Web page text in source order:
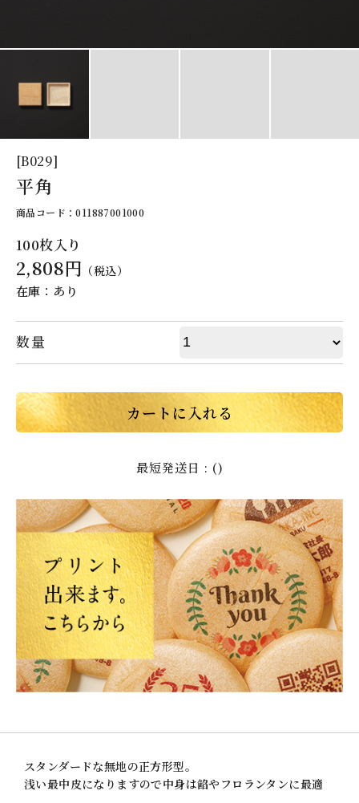
[B029]
平角
商品コード：011887001000
100枚入り
2,808円 （税込）
在庫：あり
数量
カートに入れる
最短発送日 : ()
スタンダードな無地の正方形型。
浅い最中皮になりますので中身は餡やフロランタンに最適